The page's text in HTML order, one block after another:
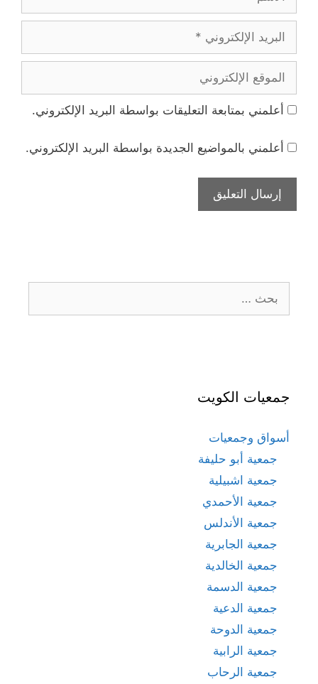
الإلكتروني
الإلكتروني
أعلمني بمتابعة التعليقات بواسطة البريد الإلكتروني.
أعلمني بالمواضيع الجديدة بواسطة البريد الإلكتروني.
عن:
جمعيات الكويت
أسواق وجمعيات
جمعية أبو حليفة
جمعية اشبيلية
جمعية الأحمدي
جمعية الأندلس
جمعية الجابرية
جمعية الخالدية
جمعية الدسمة
جمعية الدعية
جمعية الدوحة
جمعية الرابية
جمعية الرحاب